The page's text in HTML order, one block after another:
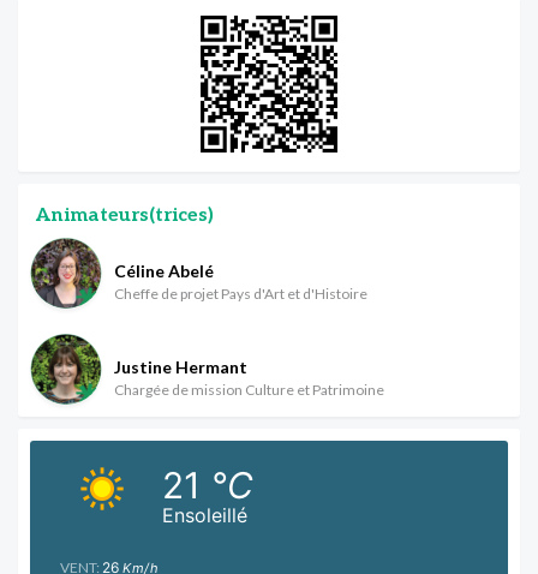
Animateurs(trices)
Céline Abelé
Cheffe de projet Pays d'Art et d'Histoire
Justine Hermant
Chargée de mission Culture et Patrimoine
Ensoleillé
21 °C
VENT: 26 Km/h